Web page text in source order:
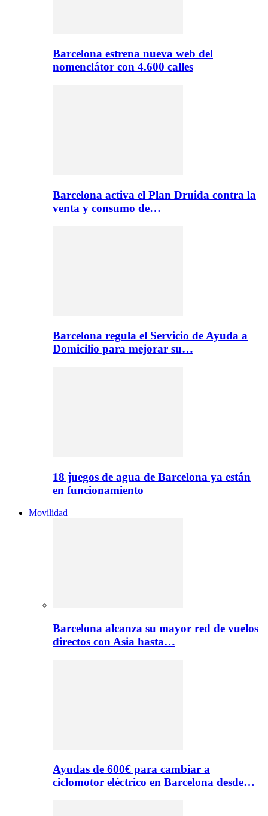
Barcelona estrena nueva web del
nomenclátor con 4.600 calles
Barcelona activa el Plan Druida contra la
venta y consumo de…
Barcelona regula el Servicio de Ayuda a
Domicilio para mejorar su…
18 juegos de agua de Barcelona ya están
en funcionamiento
Movilidad
Barcelona alcanza su mayor red de vuelos
directos con Asia hasta…
Ayudas de 600€ para cambiar a
ciclomotor eléctrico en Barcelona desde…